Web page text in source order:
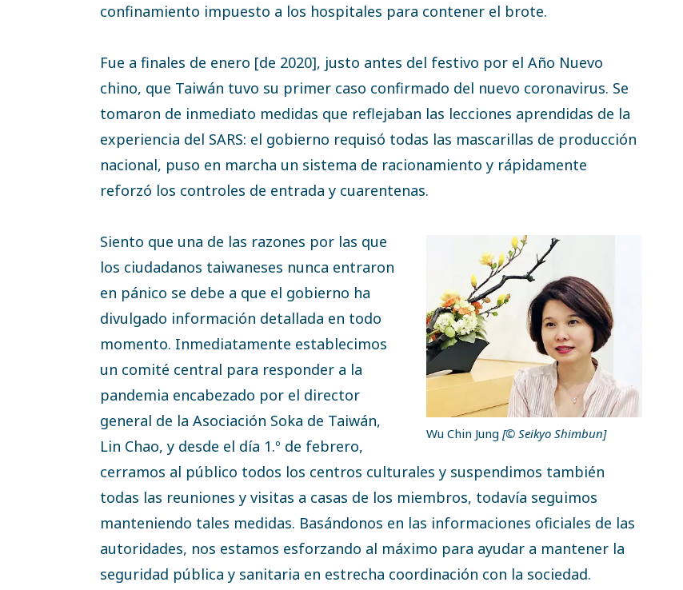
confinamiento impuesto a los hospitales para contener el brote.
Fue a finales de enero [de 2020], justo antes del festivo por el Año Nuevo
chino, que Taiwán tuvo su primer caso confirmado del nuevo coronavirus. Se
tomaron de inmediato medidas que reflejaban las lecciones aprendidas de la
experiencia del SARS: el gobierno requisó todas las mascarillas de producción
nacional, puso en marcha un sistema de racionamiento y rápidamente
reforzó los controles de entrada y cuarentenas.
Wu Chin Jung [© Seikyo Shimbun]
Siento que una de las razones por las que
los ciudadanos taiwaneses nunca entraron
en pánico se debe a que el gobierno ha
divulgado información detallada en todo
momento. Inmediatamente establecimos
un comité central para responder a la
pandemia encabezado por el director
general de la Asociación Soka de Taiwán,
Lin Chao, y desde el día 1.º de febrero,
cerramos al público todos los centros culturales y suspendimos también
todas las reuniones y visitas a casas de los miembros, todavía seguimos
manteniendo tales medidas. Basándonos en las informaciones oficiales de las
autoridades, nos estamos esforzando al máximo para ayudar a mantener la
seguridad pública y sanitaria en estrecha coordinación con la sociedad.